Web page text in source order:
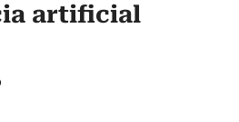
artificial